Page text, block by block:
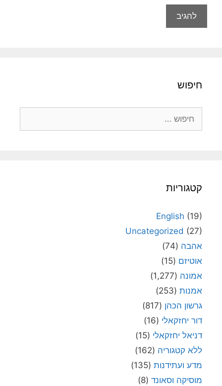
חיפוש
קטגוריות
English (19)
Uncategorized (27)
אהבה (74)
אוטיזם (15)
אמונה (1,277)
אמנות (253)
גרשון הכהן (817)
דור יחזקאלי (16)
דניאל יחזקאלי (15)
ללא קטגוריה (162)
מדע ועתידנות (135)
מוסיקה וסאונד (8)